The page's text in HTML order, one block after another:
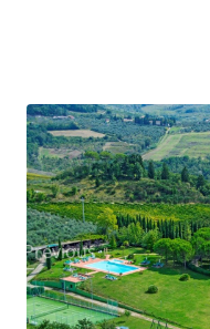
Previous